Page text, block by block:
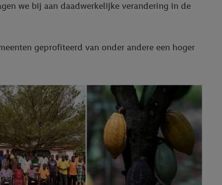
we bij aan daadwerkelijke verandering in de
geprofiteerd van onder andere een hoger